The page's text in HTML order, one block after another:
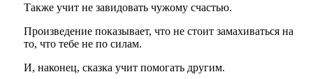
Также учит не завидовать чужому счастью.
Произведение показывает, что не стоит замахиваться на
то, что тебе не по силам.
И, наконец, сказка учит помогать другим.